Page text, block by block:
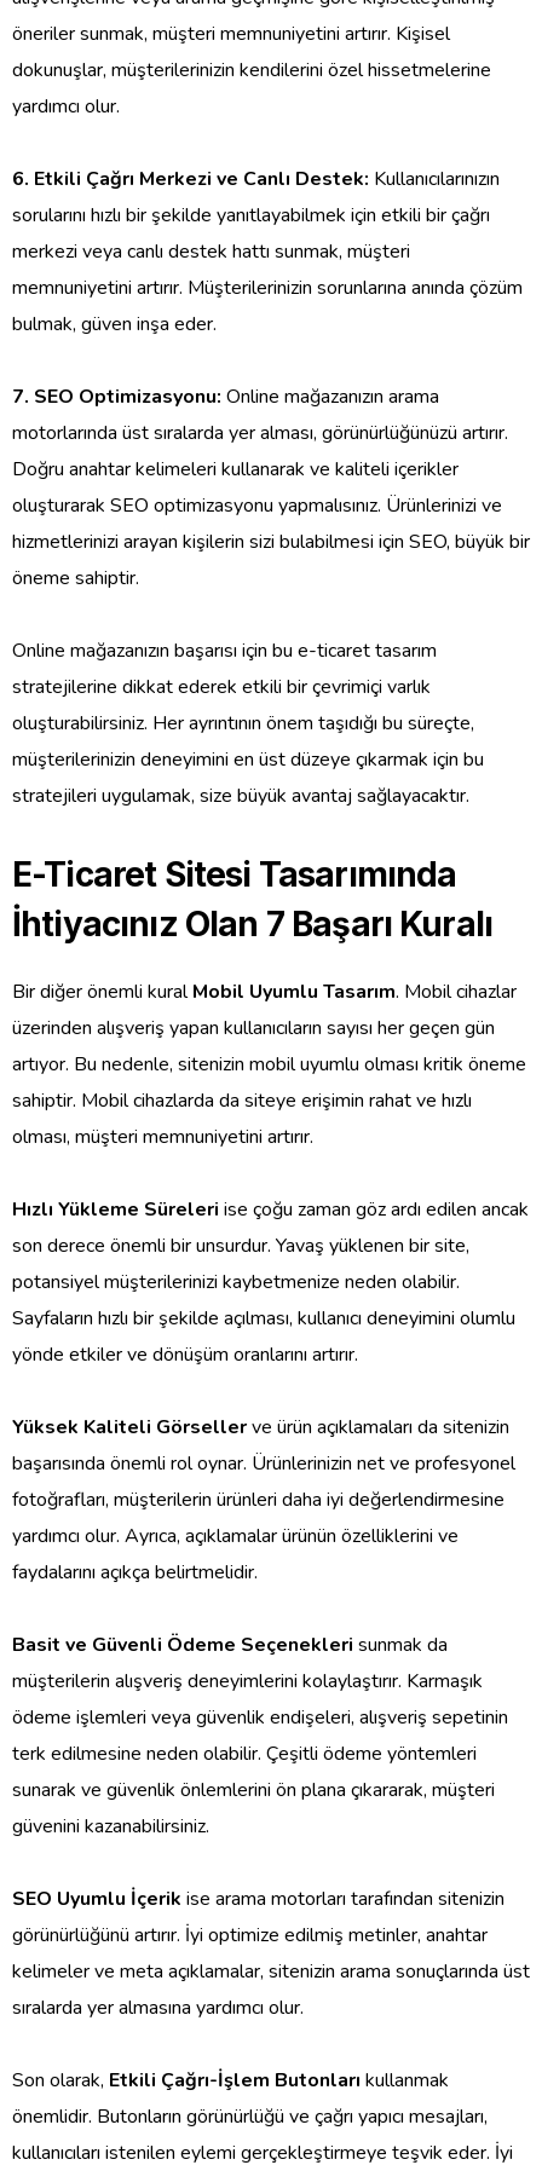
öneriler sunmak, müşteri memnuniyetini artırır. Kişisel
dokunuşlar, müşterilerinizin kendilerini özel hissetmelerine
yardımcı olur.
6. Etkili Çağrı Merkezi ve Canlı Destek: Kullanıcılarınızın
sorularını hızlı bir şekilde yanıtlayabilmek için etkili bir çağrı
merkezi veya canlı destek hattı sunmak, müşteri
memnuniyetini artırır. Müşterilerinizin sorunlarına anında çözüm
bulmak, güven inşa eder.
7. SEO Optimizasyonu: Online mağazanızın arama
motorlarında üst sıralarda yer alması, görünürlüğünüzü artırır.
Doğru anahtar kelimeleri kullanarak ve kaliteli içerikler
oluşturarak SEO optimizasyonu yapmalısınız. Ürünlerinizi ve
hizmetlerinizi arayan kişilerin sizi bulabilmesi için SEO, büyük bir
öneme sahiptir.
Online mağazanızın başarısı için bu e-ticaret tasarım
stratejilerine dikkat ederek etkili bir çevrimiçi varlık
oluşturabilirsiniz. Her ayrıntının önem taşıdığı bu süreçte,
müşterilerinizin deneyimini en üst düzeye çıkarmak için bu
stratejileri uygulamak, size büyük avantaj sağlayacaktır.
E-Ticaret Sitesi Tasarımında
İhtiyacınız Olan 7 Başarı Kuralı
Bir diğer önemli kuralMobil Uyumlu Tasarım. Mobil cihazlar
üzerinden alışveriş yapan kullanıcıların sayısı her geçen gün
artıyor. Bu nedenle, sitenizin mobil uyumlu olması kritik öneme
sahiptir. Mobil cihazlarda da siteye erişimin rahat ve hızlı
olması, müşteri memnuniyetini artırır.
Hızlı Yükleme Süreleri ise çoğu zaman göz ardı edilen ancak
son derece önemli bir unsurdur. Yavaş yüklenen bir site,
potansiyel müşterilerinizi kaybetmenize neden olabilir.
Sayfaların hızlı bir şekilde açılması, kullanıcı deneyimini olumlu
yönde etkiler ve dönüşüm oranlarını artırır.
Yüksek Kaliteli Görsellerve ürün açıklamaları da sitenizin
başarısında önemli rol oynar. Ürünlerinizin net ve profesyonel
fotoğrafları, müşterilerin ürünleri daha iyi değerlendirmesine
yardımcı olur. Ayrıca, açıklamalar ürünün özelliklerini ve
faydalarını açıkça belirtmelidir.
Basit ve Güvenli Ödeme Seçenekleri sunmak da
müşterilerin alışveriş deneyimlerini kolaylaştırır. Karmaşık
ödeme işlemleri veya güvenlik endişeleri, alışveriş sepetinin
terk edilmesine neden olabilir. Çeşitli ödeme yöntemleri
sunarak ve güvenlik önlemlerini ön plana çıkararak, müşteri
güvenini kazanabilirsiniz.
SEO Uyumlu İçerik ise arama motorları tarafından sitenizin
görünürlüğünü artırır. İyi optimize edilmiş metinler, anahtar
kelimeler ve meta açıklamalar, sitenizin arama sonuçlarında üst
sıralarda yer almasına yardımcı olur.
Son olarak, Etkili Çağrı-İşlem Butonları kullanmak
önemlidir. Butonların görünürlüğü ve çağrı yapıcı mesajları,
kullanıcıları istenilen eylemi gerçekleştirmeye teşvik eder. İyi